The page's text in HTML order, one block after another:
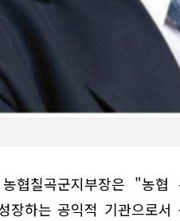
협칠곡군지부장은 "농
장하는 공익적 기관으로